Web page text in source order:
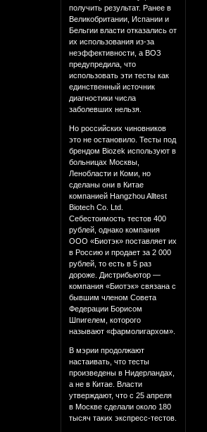
получить результат. Ранее в
Великобритании, Испании и
Бельгии власти отказались от
их использования из-за
неэффективности, а ВОЗ
предупредила, что
использовать эти тесты как
единственный источник
диагностики числа
заболевших нельзя.
Но российских чиновников
это не остановило. Тесты под
брендом Biozek используют в
больницах Москвы,
Ленобласти и Коми, но
сделаны они в Китае
компанией Hangzhou Alltest
Biotech Co. Ltd.
Себестоимость тестов 400
рублей, однако компания
ООО «Биотэк» поставляет их
в Россию и продает за 2 000
рублей, то есть в 5 раз
дороже. Дистрибьютор —
компания «Биотэк» связана с
бывшим членом Совета
Федерации Борисом
Шпигелем, которого
называют «фармолигархом».
В мэрии продолжают
настаивать, что тесты
произведены в Нидерландах,
а не в Китае. Власти
утверждают, что с 25 апреля
в Москве сделали около 180
тысяч таких экспресс-тестов.